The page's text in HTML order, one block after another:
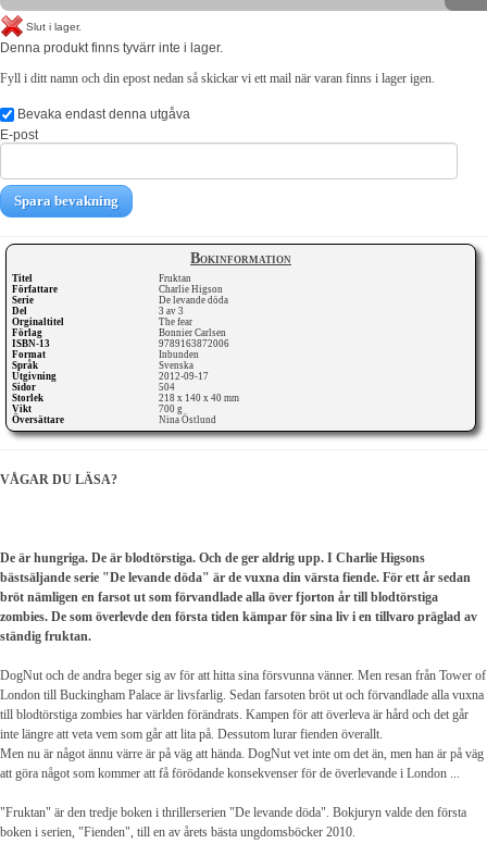
Bokinformation
Titel
Fruktan
Författare
Charlie Higson
Serie
De levande döda
Del
3 av 3
Orginaltitel
The fear
Förlag
Bonnier Carlsen
ISBN-13
9789163872006
Format
Inbunden
Språk
Svenska
Utgivning
2012-09-17
Sidor
504
Storlek
218 x 140 x 40 mm
Vikt
700 g
Översättare
Nina Östlund
Slut i lager.
Denna produkt finns tyvärr inte i lager.
Fyll i ditt namn och din epost nedan så skickar vi ett mail när varan finns i lager igen.
Bevaka endast denna utgåva
E-post
Spara bevakning
VÅGAR DU LÄSA?
De är hungriga. De är blodtörstiga. Och de ger aldrig upp. I Charlie Higsons
bästsäljande serie "De levande döda" är de vuxna din värsta fiende. För ett år sedan
bröt nämligen en farsot ut som förvandlade alla över fjorton år till blodtörstiga
zombies. De som överlevde den första tiden kämpar för sina liv i en tillvaro präglad av
ständig fruktan.
DogNut och de andra beger sig av för att hitta sina försvunna vänner. Men resan från Tower of
London till Buckingham Palace är livsfarlig. Sedan farsoten bröt ut och förvandlade alla vuxna
till blodtörstiga zombies har världen förändrats. Kampen för att överleva är hård och det går
inte längre att veta vem som går att lita på. Dessutom lurar fienden överallt.
Men nu är något ännu värre är på väg att hända. DogNut vet inte om det än, men han är på väg
att göra något som kommer att få förödande konsekvenser för de överlevande i London ...
"Fruktan" är den tredje boken i thrillerserien "De levande döda". Bokjuryn valde den första
boken i serien, "Fienden", till en av årets bästa ungdomsböcker 2010.